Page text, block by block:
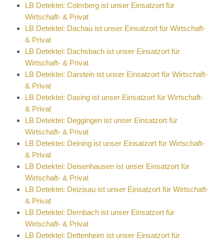
LB Detektei: Colmberg ist unser Einsatzort für
Wirtschaft- & Privat
LB Detektei: Dachau ist unser Einsatzort für Wirtschaft-
& Privat
LB Detektei: Dachsbach ist unser Einsatzort für
Wirtschaft- & Privat
LB Detektei: Darstein ist unser Einsatzort für Wirtschaft-
& Privat
LB Detektei: Dasing ist unser Einsatzort für Wirtschaft-
& Privat
LB Detektei: Deggingen ist unser Einsatzort für
Wirtschaft- & Privat
LB Detektei: Deining ist unser Einsatzort für Wirtschaft-
& Privat
LB Detektei: Deisenhausen ist unser Einsatzort für
Wirtschaft- & Privat
LB Detektei: Deizisau ist unser Einsatzort für Wirtschaft-
& Privat
LB Detektei: Dernbach ist unser Einsatzort für
Wirtschaft- & Privat
LB Detektei: Dettenheim ist unser Einsatzort für